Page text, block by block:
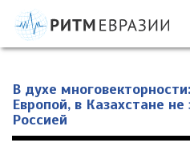
Информационно-аналитическое
проблемам интеграции на
В духе
Европой, в Казахстане
Россией